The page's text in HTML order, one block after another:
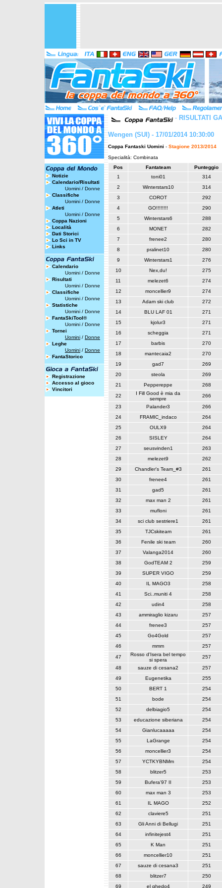
Notizie
Calendario/Risultati
Uomini / Donne
Classifiche
Uomini / Donne
Atleti
Uomini / Donne
Coppa Nazioni
Località
Dati Storici
Lo Sci in TV
Links
Calendario
Uomini / Donne
Risultati
Uomini / Donne
Classifiche
Uomini / Donne
Statistiche
Uomini / Donne
FantaSkiTool®
Uomini / Donne
Tornei
Uomini / Donne
Leghe
Uomini / Donne
FantaStorico
Registrazione
Accesso al gioco
Vincitori
- RISULTATI
Wengen (SUI) - 17/01/2014 10:30:00
Coppa Fantaski Uomini - Stagione 2013/2014
Specialità: Combinata
Pos
Fantateam
Punteggio
1
toni01
314
2
Winterstars10
314
3
COROT
292
4
GO!!!!!!!!
290
5
Winterstars6
288
6
MONET
282
7
frenee2
280
8
pralinet10
280
9
Winterstars1
276
10
Nex,du!
275
11
melezet6
274
12
moncellier9
274
13
Adam ski club
272
14
BLU LAF 01
271
15
kjolur3
271
16
scheggia
271
17
barbis
270
18
mantecaia2
270
19
gad7
269
20
steola
269
21
Peppereppe
268
22
I Fill Good è mia da
sempre
266
23
Palander3
266
24
FRAMIC_indaco
264
25
OULX9
264
26
SISLEY
264
27
seusvinden1
263
28
melezet9
262
29
Chandler's Team_#3
261
30
frenee4
261
31
gad5
261
32
max man 2
261
33
mufloni
261
34
sci club sestriere1
261
35
TJCskiteam
261
36
Fenile ski team
260
37
Valanga2014
260
38
GodTEAM 2
259
39
SUPER VIGO
259
40
IL MAGO3
258
41
Sci..muniti 4
258
42
udin4
258
43
ammiraglio kizaru
257
44
frenee3
257
45
Go4Gold
257
46
mmm
257
47
Rosso d'Isera bel tempo
si spera
257
48
sauze di cesana2
257
49
Eugenetika
255
50
BERT 1
254
51
bode
254
52
delbiagio5
254
53
educazione siberiana
254
54
Gianlucaaaaa
254
55
LaGrange
254
56
moncellier3
254
57
YCTKYBNMm
254
58
blitzer5
253
59
Bufera'97 II
253
60
max man 3
253
61
IL MAGO
252
62
claviere5
251
63
Gli Anni di Bellugi
251
64
infinitejest4
251
65
K Man
251
66
moncellier10
251
67
sauze di cesana3
251
68
blitzer7
250
69
el ghedo4 249